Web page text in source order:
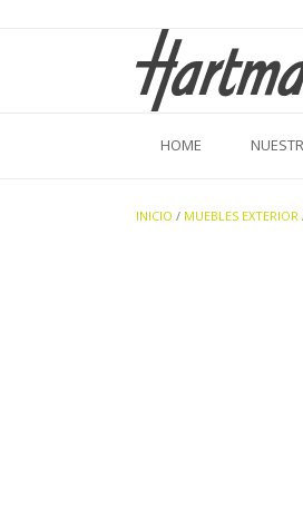
HOME
INICIO / MUEBLES EXTERIOR